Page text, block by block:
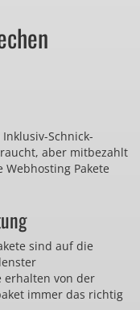
Schnick-
aber mitbezahlt
Pakete
sind auf die
erhalten von der
immer das richtig